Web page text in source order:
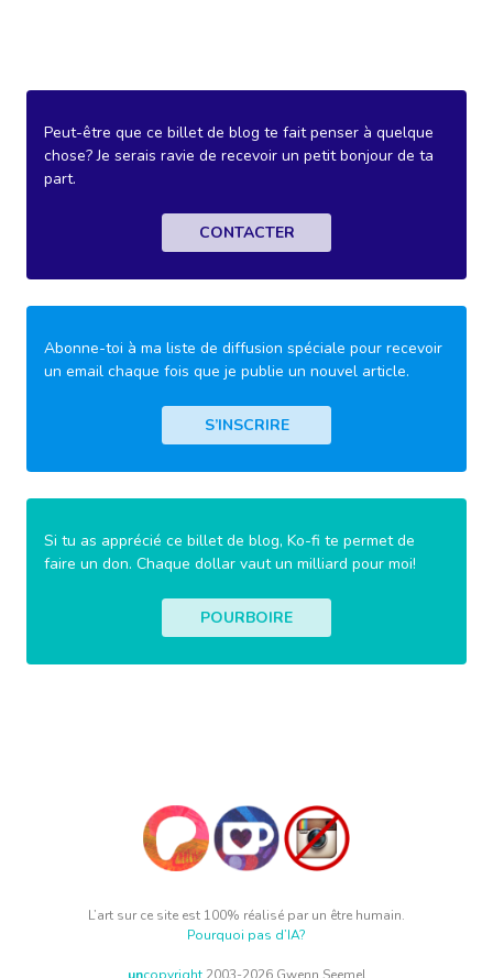
Peut-être que ce billet de blog te fait penser à quelque
chose? Je serais ravie de recevoir un petit bonjour de ta
part.
CONTACTER
Abonne-toi à ma liste de diffusion spéciale pour recevoir
un email chaque fois que je publie un nouvel article.
S’INSCRIRE
Si tu as apprécié ce billet de blog, Ko-fi te permet de
faire un don. Chaque dollar vaut un milliard pour moi!
POURBOIRE
L’art sur ce site est 100% réalisé par un être humain.
Pourquoi pas d’IA?
uncopyright2003-2026 Gwenn Seemel